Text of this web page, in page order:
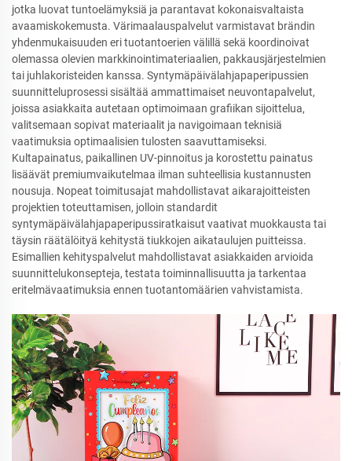
jotka luovat tuntoelämyksiä ja parantavat kokonaisvaltaista
avaamiskokemusta. Värimaalauspalvelut varmistavat brändin
yhdenmukaisuuden eri tuotantoerien välillä sekä koordinoivat
olemassa olevien markkinointimateriaalien, pakkausjärjestelmien
tai juhlakoristeiden kanssa. Syntymäpäivälahjapaperipussien
suunnitteluprosessi sisältää ammattimaiset neuvontapalvelut,
joissa asiakkaita autetaan optimoimaan grafiikan sijoittelua,
valitsemaan sopivat materiaalit ja navigoimaan teknisiä
vaatimuksia optimaalisien tulosten saavuttamiseksi.
Kultapainatus, paikallinen UV-pinnoitus ja korostettu painatus
lisäävät premiumvaikutelmaa ilman suhteellisia kustannusten
nousuja. Nopeat toimitusajat mahdollistavat aikarajoitteisten
projektien toteuttamisen, jolloin standardit
syntymäpäivälahjapaperipussiratkaisut vaativat muokkausta tai
täysin räätälöityä kehitystä tiukkojen aikataulujen puitteissa.
Esimallien kehityspalvelut mahdollistavat asiakkaiden arvioida
suunnittelukonsepteja, testata toiminnallisuutta ja tarkentaa
eritelmävaatimuksia ennen tuotantomäärien vahvistamista.